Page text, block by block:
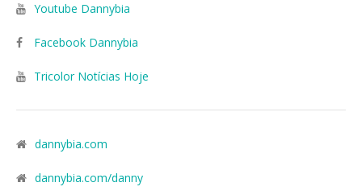
Youtube Dannybia
Facebook Dannybia
Tricolor Notícias Hoje
dannybia.com
dannybia.com/danny